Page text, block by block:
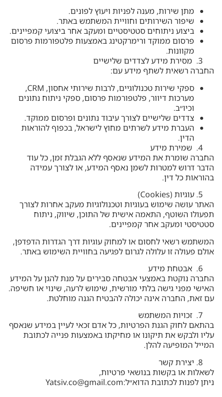
מתן שירות, מענה לפניות ויעוץ לפונים.
שיפור השירותים וחוויית המשתמש באתר.
ביצוע ניתוחים סטטיסטיים ומעקב אחר ביצועי קמפיינים.
פרסום ממוקד ורימרקטינג באמצעות פלטפורמות פרסום
מקוונות.
מסירת מידע לצדדים שלישיים
החברה רשאית לשתף מידע עם:
ספקי שירות טכנולוגיים, לרבות שירותי אחסון, CRM,
מערכות דיוור, פלטפורמות פרסום, ספקי ניתוח נתונים
וכיו״ב.
צדדים שלישיים לצורך עיבוד נתונים ופרסום ממוקד.
העברת מידע לשרתים מחוץ לישראל, בכפוף להוראות
הדין.
שמירת מידע
החברה שומרת את המידע שנאסף ללא הגבלת זמן, כל עוד
הדבר דרוש למטרות לשמן נאסף המידע, או לצורך עמידה
בהוראות כל דין.
עוגיות (Cookies)
האתר עושה שימוש בעוגיות וטכנולוגיות מעקב אחרות לצורך
תפעולו השוטף, התאמה אישית של התוכן, שיווק, ניתוח
סטטיסטי ומעקב אחר קמפיינים.
המשתמש רשאי לחסום או למחוק עוגיות דרך הגדרות הדפדפן,
אולם פעולה זו עלולה לגרום לפגיעה בחוויית השימוש באתר.
אבטחת מידע
החברה נוקטת באמצעי אבטחה סבירים על מנת להגן על המידע
האישי מפני גישה בלתי מורשית, שימוש לרעה, שינוי או חשיפה.
עם זאת, החברה אינה יכולה להבטיח הגנה מוחלטת.
זכויות המשתמש
בהתאם לחוק הגנת הפרטיות, כל אדם זכאי לעיין במידע שנאסף
עליו ולבקש את תיקונו או מחיקתו באמצעות פנייה לכתובת
המייל המופיעה להלן.
יצירת קשר
לשאלות או בקשות בנושאי פרטיות,
ניתן לפנות לכתובת הדוא״ל:Yatsiv.co@gmail.com